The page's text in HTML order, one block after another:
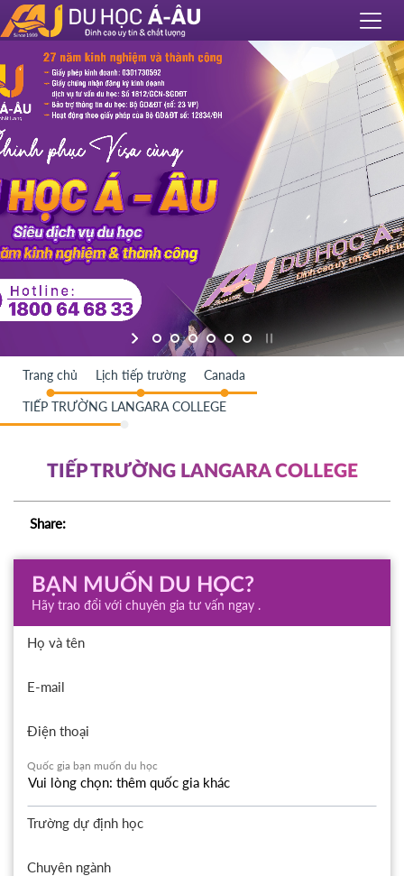
Trang chủ Lịch tiếp trường Canada
TIẾP TRƯỜNG LANGARA COLLEGE
TIẾP TRƯỜNG LANGARA COLLEGE
Share:
BẠN MUỐN DU HỌC?
Hãy trao đổi với chuyên gia tư vấn ngay .
Họ và tên
E-mail
Điện thoại
Quốc gia bạn muốn du học
Trường dự định học
Chuyên ngành